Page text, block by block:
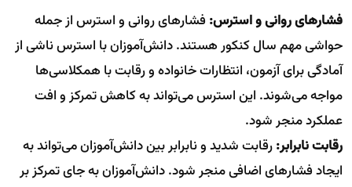
فشارهای روانی و استرس: فشارهای روانی و استرس از جمله
حواشی مهم سال کنکور هستند. دانش‌آموزان با استرس ناشی از
آمادگی برای آزمون، انتظارات خانواده و رقابت با همکلاسی‌ها
مواجه می‌شوند. این استرس می‌تواند به کاهش تمرکز و افت
عملکرد منجر شود.
رقابت نابرابر:رقابت شدید و نابرابر بین دانش‌آموزان می‌تواند به
ایجاد فشارهای اضافی منجر شود. دانش‌آموزان به جای تمرکز بر